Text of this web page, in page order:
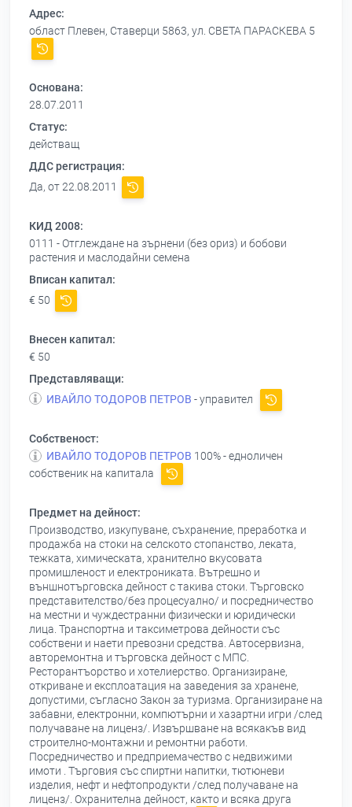
Адрес:
област Плевен, Ставерци 5863, ул. СВЕТА ПАРАСКЕВА 5
Основана:
28.07.2011
Статус:
действащ
ДДС регистрация:
Да, от 22.08.2011
КИД 2008:
0111 - Отглеждане на зърнени (без ориз) и бобови
растения и маслодайни семена
Вписан капитал:
€ 50
Внесен капитал:
€ 50
Представляващи:
ИВАЙЛО ТОДОРОВ ПЕТРОВ - управител
Собственост:
ИВАЙЛО ТОДОРОВ ПЕТРОВ 100% - едноличен
собственик на капитала
Предмет на дейност:
Производство, изкупуване, съхранение, преработка и
продажба на стоки на селското стопанство, леката,
тежката, химическата, хранително вкусовата
промишленост и електрониката. Вътрешно и
външнотърговска дейност с такива стоки. Търговско
представителство/без процесуално/ и посредничество
на местни и чуждестранни физически и юридически
лица. Транспортна и таксиметрова дейности със
собствени и наети превозни средства. Автосервизна,
авторемонтна и търговска дейност с МПС.
Ресторантъорство и хотелиерство. Организиране,
откриване и експлоатация на заведения за хранене,
допустими, съгласно Закон за туризма. Организиране на
забавни, електронни, компютърни и хазартни игри /след
получаване на лиценз/. Извършване на всякакъв вид
строително-монтажни и ремонтни работи.
Посредничество и предприемачество с недвижими
имоти . Търговия със спиртни напитки, тютюневи
изделия, нефт и нефтопродукти /след получаване на
лиценз/. Охранителна дейност, както и всяка друга